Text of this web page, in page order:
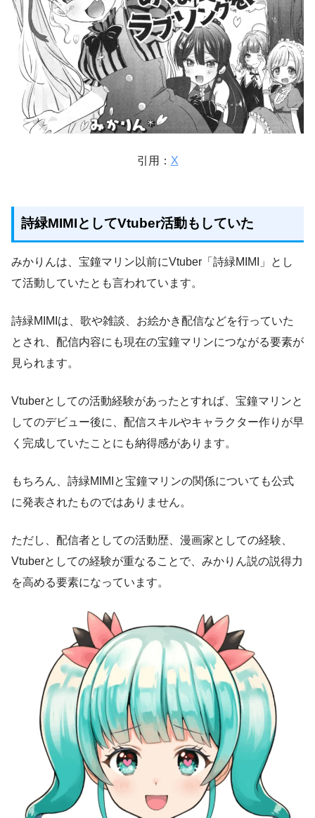
引用： X
詩緑MIMIとしてVtuber活動もしていた
みかりんは、宝鐘マリン以前にVtuber「詩緑MIMI」とし
て活動していたとも言われています。
詩緑MIMIは、歌や雑談、お絵かき配信などを行っていた
とされ、配信内容にも現在の宝鐘マリンにつながる要素が
見られます。
Vtuberとしての活動経験があったとすれば、宝鐘マリンと
してのデビュー後に、配信スキルやキャラクター作りが早
く完成していたことにも納得感があります。
もちろん、詩緑MIMIと宝鐘マリンの関係についても公式
に発表されたものではありません。
ただし、配信者としての活動歴、漫画家としての経験、
Vtuberとしての経験が重なることで、みかりん説の説得力
を高める要素になっています。